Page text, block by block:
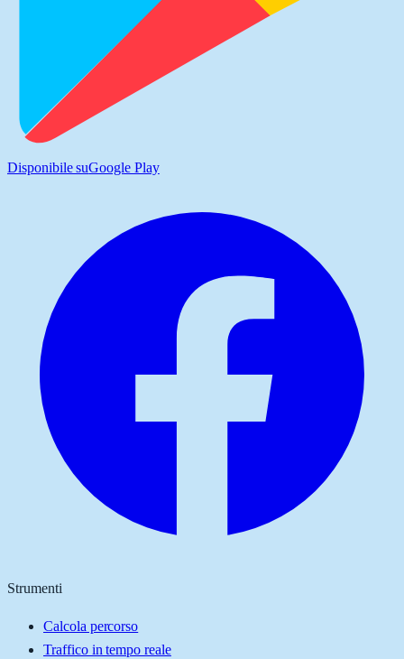
Disponibile suGoogle Play
Strumenti
Calcola percorso
Traffico in tempo reale